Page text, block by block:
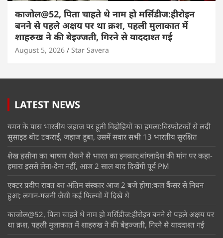
काजोल@52, पिता चाहते थे नाम हो मर्सिडीज:हीरोइन
बनने से पहले अक्षय पर था क्रश, पहली मुलाकात में
शाहरुख ने की बेइज्जती, गिरने से याददाश्त गई
August 5, 2026 Star Savera
LATEST NEWS
यमन के पास भारतीय जहाज पर हूती विद्रोहियों का हमला:विस्फोटकों से लदी
सुसाइड बोट टकराई, जहाज डूबा, उसमें सवार सभी 13 भारतीय सुरक्षित
शेख हसीना का भाषण रोकने से भारत का इनकार:बांग्लादेश की मांग पर कहा-
हमारा इससे लेना-देना नहीं, आज 2 साल बाद दिखेंगी पूर्व PM
एक्टर प्रदीप रावत का अंतिम संस्कार आज 2 बजे होगा:कल कैंसर से निधन
हुआ; लगान-गजनी जैसी कई फिल्मों में दिखे थे
काजोल@52, पिता चाहते थे नाम हो मर्सिडीज:हीरोइन बनने से पहले अक्षय पर
था क्रश, पहली मुलाकात में शाहरुख ने की बेइज्जती, गिरने से याददाश्त गई